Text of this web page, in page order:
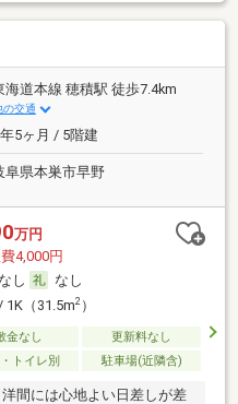
海道本線 穂積駅 徒歩7.4km
の交通
5ヶ月 / 5階建
阜県本巣市早野
万円
4,000円
なし
なし
1K（31.5m2）
金なし
更新料なし
トイレ別 駐車場(近隣含)
間には心地よい日差しが差